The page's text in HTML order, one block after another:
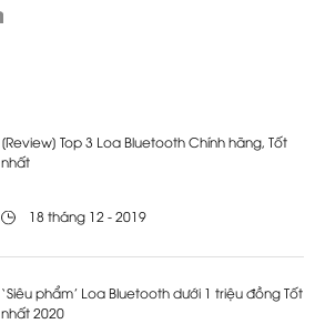
[Review] Top 3 Loa Bluetooth Chính hãng, Tốt
nhất
18 tháng 12 - 2019
‘Siêu phẩm’ Loa Bluetooth dưới 1 triệu đồng Tốt
nhất 2020